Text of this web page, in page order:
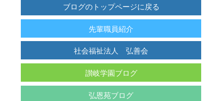
ブログのトップページに戻る
先輩職員紹介
社会福祉法人 弘善会
讃岐学園ブログ
弘恩苑ブログ